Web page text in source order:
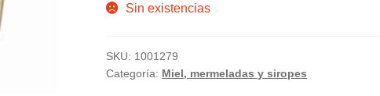
Sin existencias
SKU: 1001279
Categoría: Miel, mermeladas y siropes